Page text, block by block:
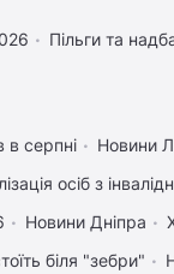
Пільги та
в серпні Новини
осіб з
Новини Дніпра
біля "зебри"